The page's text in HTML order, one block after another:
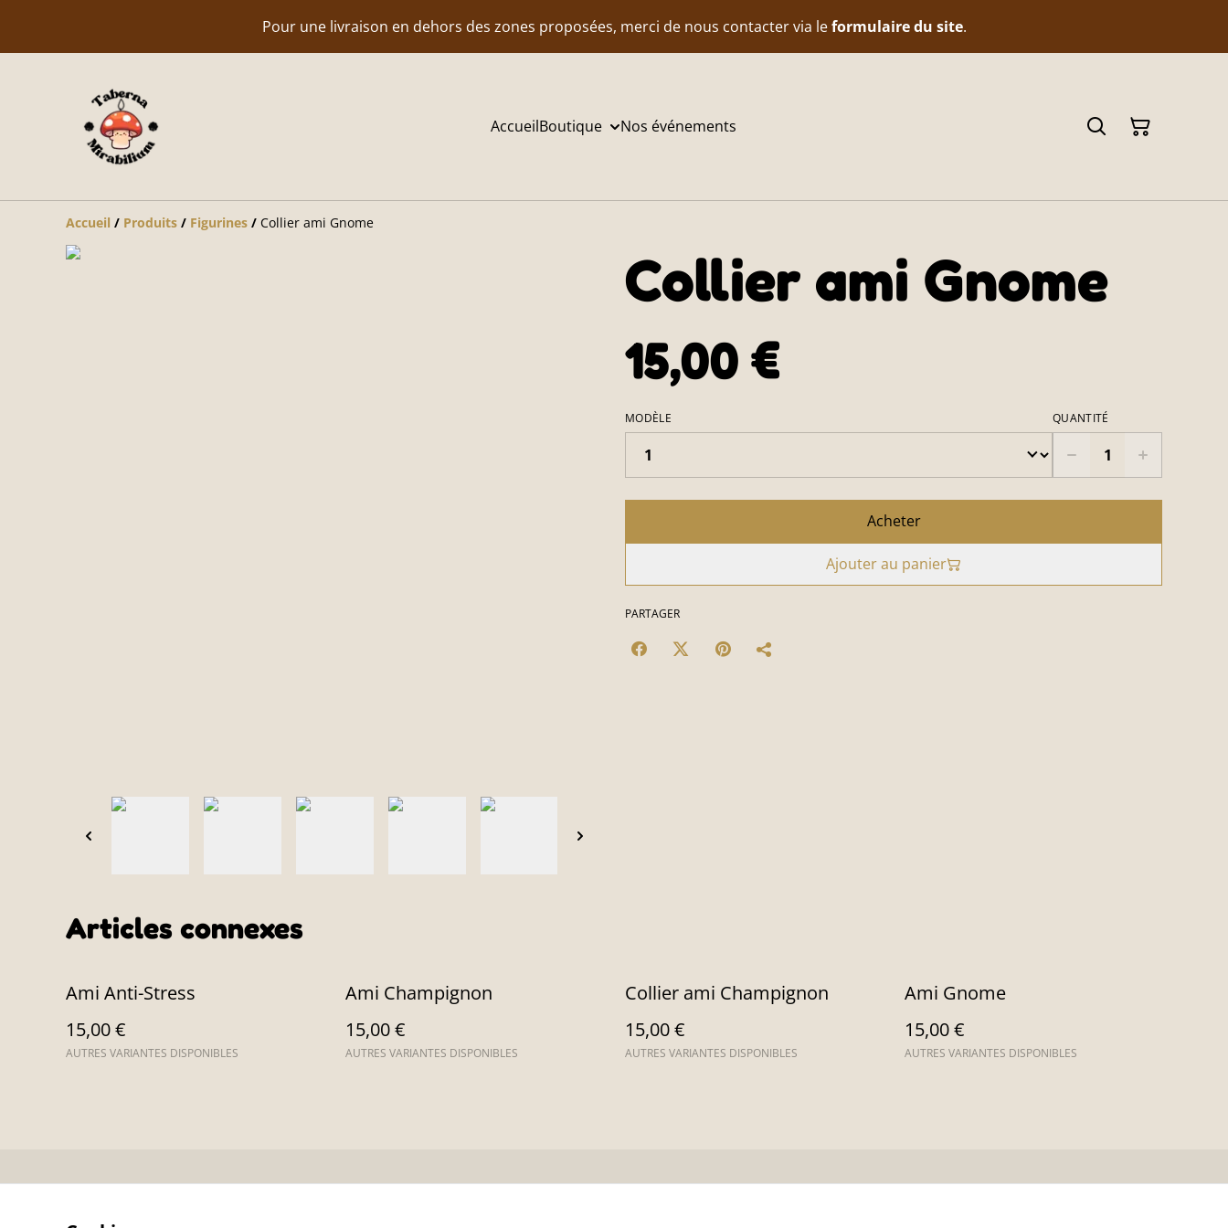
Pour une livraison en dehors des zones proposées, merci de nous contacter via leformulaire du site.
AccueilBoutique Nos événements
Accueil / Produits / Figurines / Collier ami Gnome
Collier ami Gnome
15,00 €
MODÈLE QUANTITÉ
Acheter
Ajouter au panier
PARTAGER
Articles connexes
Ami Anti-Stress
15,00 €
AUTRES VARIANTES DISPONIBLES
Ami Champignon
15,00 €
AUTRES VARIANTES DISPONIBLES
Collier ami Champignon
15,00 €
AUTRES VARIANTES DISPONIBLES
Ami Gnome
15,00 €
AUTRES VARIANTES DISPONIBLES